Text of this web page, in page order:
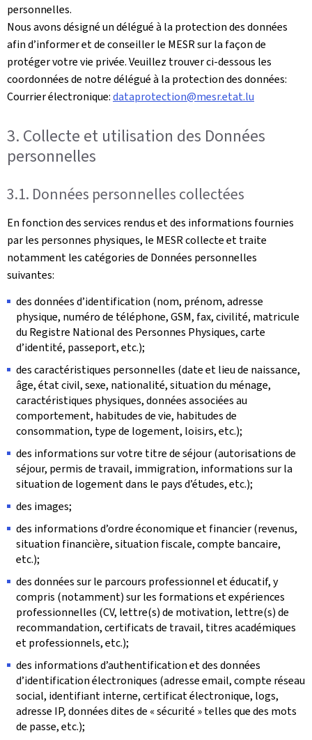
personnelles.
Nous avons désigné un délégué à la protection des données
afin d’informer et de conseiller le MESR sur la façon de
protéger votre vie privée. Veuillez trouver ci-dessous les
coordonnées de notre délégué à la protection des données:
Courrier électronique:dataprotection@mesr.etat.lu
3. Collecte et utilisation des Données
personnelles
3.1. Données personnelles collectées
En fonction des services rendus et des informations fournies
par les personnes physiques, le MESR collecte et traite
notamment les catégories de Données personnelles
suivantes:
des données d’identification (nom, prénom, adresse
physique, numéro de téléphone, GSM, fax, civilité, matricule
du Registre National des Personnes Physiques, carte
d’identité, passeport, etc.);
des caractéristiques personnelles (date et lieu de naissance,
âge, état civil, sexe, nationalité, situation du ménage,
caractéristiques physiques, données associées au
comportement, habitudes de vie, habitudes de
consommation, type de logement, loisirs, etc.);
des informations sur votre titre de séjour (autorisations de
séjour, permis de travail, immigration, informations sur la
situation de logement dans le pays d’études, etc.);
des images;
des informations d’ordre économique et financier (revenus,
situation financière, situation fiscale, compte bancaire,
etc.);
des données sur le parcours professionnel et éducatif, y
compris (notamment) sur les formations et expériences
professionnelles (CV, lettre(s) de motivation, lettre(s) de
recommandation, certificats de travail, titres académiques
et professionnels, etc.);
des informations d’authentification et des données
d’identification électroniques (adresse email, compte réseau
social, identifiant interne, certificat électronique, logs,
adresse IP, données dites de « sécurité » telles que des mots
de passe, etc.);